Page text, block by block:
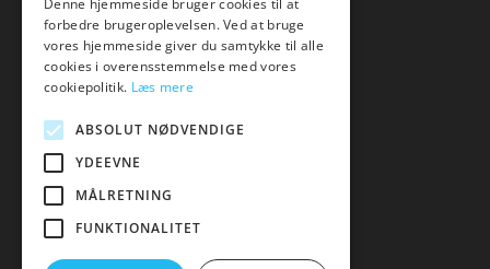
Tlf: 7876 8672
Mail: hej@amare.dk
Denne hjemmeside bruger cookies til at
forbedre brugeroplevelsen. Ved at bruge
vores hjemmeside giver du samtykke til alle
cookies i overensstemmelse med vores
cookiepolitik. Læs mere
ABSOLUT NØDVENDIGE
YDEEVNE
MÅLRETNING
FUNKTIONALITET